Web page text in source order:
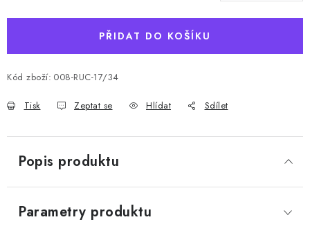
PŘIDAT DO KOŠÍKU
Kód zboží: 008-RUC-17/34
Tisk Zeptat se Hlídat Sdílet
Popis produktu
Parametry produktu